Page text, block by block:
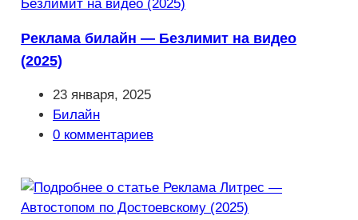
Реклама билайн — Безлимит на видео
(2025)
Запись
опубликована:
23 января, 2025
Рубрика
записи:
Билайн
Комментарии
0 комментариев